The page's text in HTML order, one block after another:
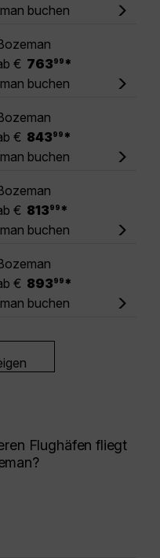
buchen
€ 763 99 *
buchen
€ 843 99 *
buchen
€ 813 99 *
buchen
€ 893 99 *
buchen
Flughäfen fliegt